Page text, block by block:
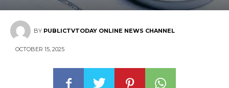
BY PUBLICTVTODAY ONLINE NEWS CHANNEL
OCTOBER 15, 2025